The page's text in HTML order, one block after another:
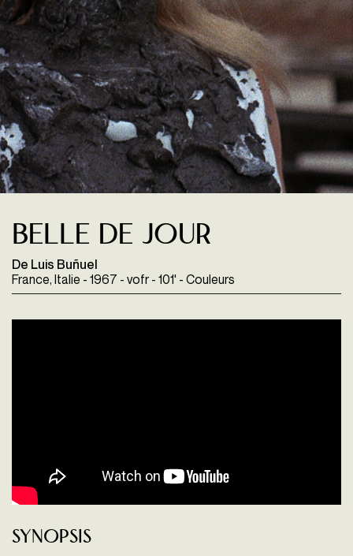
Belle de jour
De Luis Buñuel
France, Italie - 1967 - vofr - 101' - Couleurs
Synopsis